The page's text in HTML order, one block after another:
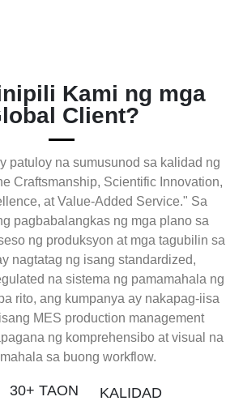
Kami ng mga
Client?
patuloy na sumusunod sa kalidad ng
Craftsmanship, Scientific Innovation,
at Value-Added Service." Sa
pagbabalangkas ng mga plano sa
ng produksyon at mga tagubilin sa
nagtatag ng isang standardized,
na sistema ng pamamahala ng
rito, ang kumpanya ay nakapag-iisa
MES production management
ng komprehensibo at visual na
sa buong workflow.
30+ TAON
KALIDAD